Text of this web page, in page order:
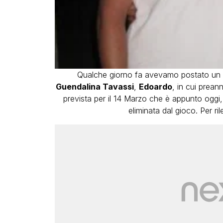
Qualche giorno fa avevamo postato
Guendalina Tavassi, Edoardo, in cui
prevista per il 14 Marzo che è appunto
eliminata dal gioco. Per